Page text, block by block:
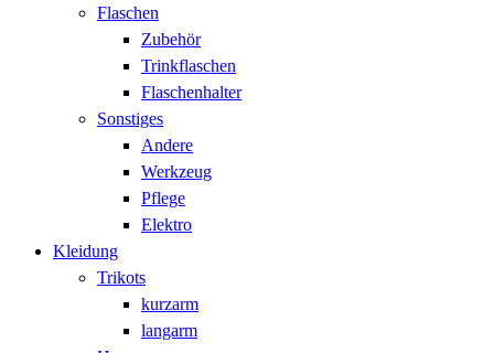
Flaschen
Zubehör
Trinkflaschen
Flaschenhalter
Sonstiges
Andere
Werkzeug
Pflege
Elektro
Kleidung
Trikots
kurzarm
langarm